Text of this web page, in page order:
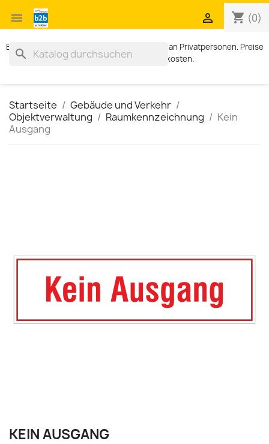
 shopping_cart (0)

Exklusiv für Geschäftskunden. Kein Verkauf an Privatpersonen. Preise
zzgl. MWST und Versandkosten.
search
Startseite
Gebäude und Verkehr
Objektverwaltung
Raumkennzeichnung
Kein
Ausgang
KEIN AUSGANG